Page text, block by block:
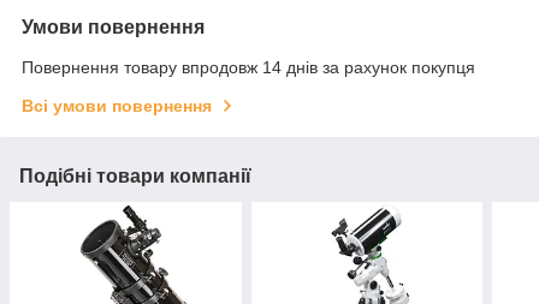
Умови повернення
Повернення товару впродовж 14 днів за рахунок покупця
Всі умови повернення
Подібні товари компанії